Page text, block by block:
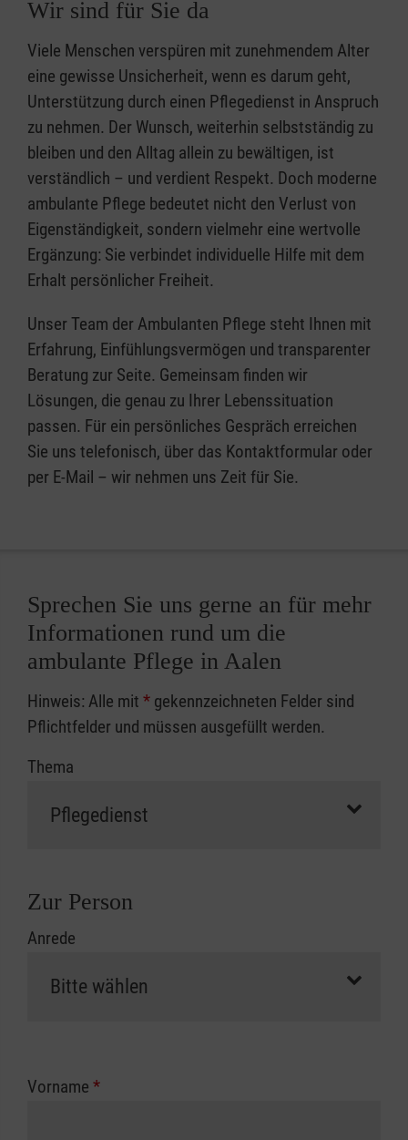
Wir sind für Sie da
Viele Menschen verspüren mit zunehmendem Alter
eine gewisse Unsicherheit, wenn es darum geht,
Unterstützung durch einen Pflegedienst in Anspruch
zu nehmen. Der Wunsch, weiterhin selbstständig zu
bleiben und den Alltag allein zu bewältigen, ist
verständlich – und verdient Respekt. Doch moderne
ambulante Pflege bedeutet nicht den Verlust von
Eigenständigkeit, sondern vielmehr eine wertvolle
Ergänzung: Sie verbindet individuelle Hilfe mit dem
Erhalt persönlicher Freiheit.
Unser Team der Ambulanten Pflege steht Ihnen mit
Erfahrung, Einfühlungsvermögen und transparenter
Beratung zur Seite. Gemeinsam finden wir
Lösungen, die genau zu Ihrer Lebenssituation
passen. Für ein persönliches Gespräch erreichen
Sie uns telefonisch, über das Kontaktformular oder
per E-Mail – wir nehmen uns Zeit für Sie.
Sprechen Sie uns gerne an für mehr
Informationen rund um die
ambulante Pflege in Aalen
Hinweis: Alle mit * gekennzeichneten Felder sind
Pflichtfelder und müssen ausgefüllt werden.
Thema
Zur Person
Anrede
Vorname *